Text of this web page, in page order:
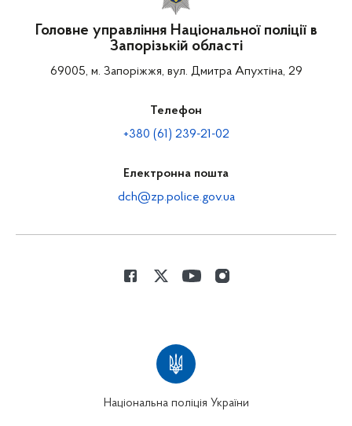
Головне управління Національної поліції в
Запорізькій області
69005, м. Запоріжжя, вул. Дмитра Апухтіна, 29
Телефон
+380 (61) 239-21-02
Електронна пошта
dch@zp.police.gov.ua
Національна поліція України